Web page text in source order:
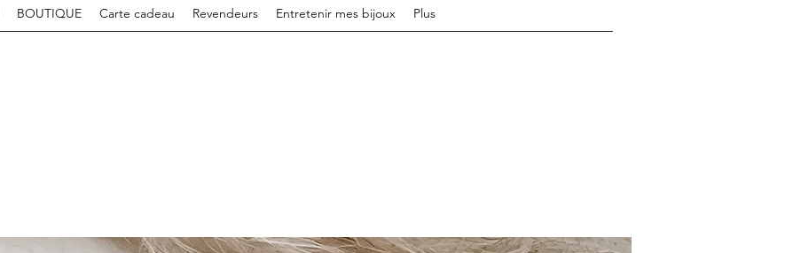
BOUTIQUE Carte cadeau Revendeurs Entretenir mes bijoux Plus